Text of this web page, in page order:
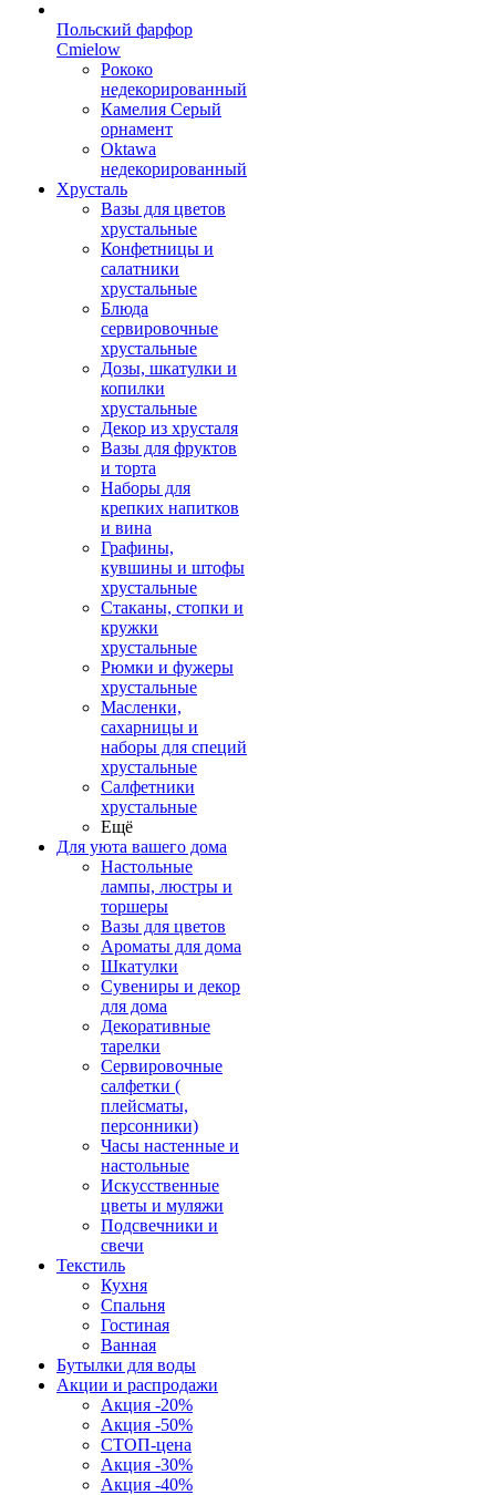
Польский фарфор
Сmielow
Рококо
недекорированный
Камелия Серый
орнамент
Oktawa
недекорированный
Хрусталь
Вазы для цветов
хрустальные
Конфетницы и
салатники
хрустальные
Блюда
сервировочные
хрустальные
Дозы, шкатулки и
копилки
хрустальные
Декор из хрусталя
Вазы для фруктов
и торта
Наборы для
крепких напитков
и вина
Графины,
кувшины и штофы
хрустальные
Стаканы, стопки и
кружки
хрустальные
Рюмки и фужеры
хрустальные
Масленки,
сахарницы и
наборы для специй
хрустальные
Салфетники
хрустальные
Ещё
Для уюта вашего дома
Настольные
лампы, люстры и
торшеры
Вазы для цветов
Ароматы для дома
Шкатулки
Сувениры и декор
для дома
Декоративные
тарелки
Сервировочные
салфетки (
плейсматы,
персонники)
Часы настенные и
настольные
Искусственные
цветы и муляжи
Подсвечники и
свечи
Текстиль
Кухня
Спальня
Гостиная
Ванная
Бутылки для воды
Акции и распродажи
Акция -20%
Акция -50%
СТОП-цена
Акция -30%
Акция -40%